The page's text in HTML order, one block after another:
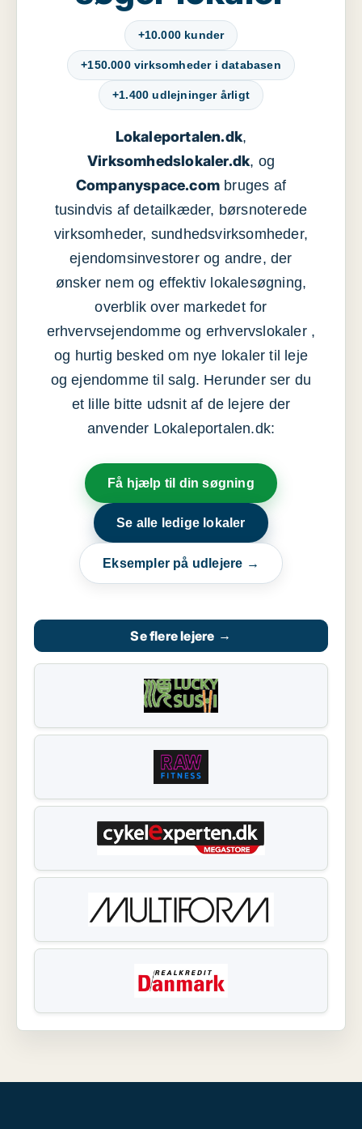
+10.000 kunder
+150.000 virksomheder i databasen
+1.400 udlejninger årligt
Lokaleportalen.dk,
Virksomhedslokaler.dk, og
Companyspace.com bruges af
tusindvis af detailkæder, børsnoterede
virksomheder, sundhedsvirksomheder,
ejendomsinvestorer og andre, der
ønsker nem og effektiv lokalesøgning,
overblik over markedet for
erhvervsejendomme og erhvervslokaler ,
og hurtig besked om nye lokaler til leje
og ejendomme til salg. Herunder ser du
et lille bitte udsnit af de lejere der
anvender Lokaleportalen.dk:
Få hjælp til din søgning
Se alle ledige lokaler
Eksempler på udlejere →
Se flere lejere →